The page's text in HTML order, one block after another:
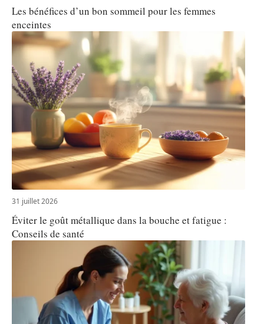
Les bénéfices d’un bon sommeil pour les femmes
enceintes
31 juillet 2026
Éviter le goût métallique dans la bouche et fatigue :
Conseils de santé